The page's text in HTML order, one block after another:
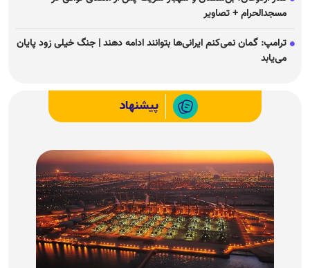
مسجدالحرام + تصاویر
ترامپ: گمان نمی‌کنم ایرانی‌ها بتوانند ادامه دهند | جنگ خیلی زود پایان
می‌یابد
پیشنهاد